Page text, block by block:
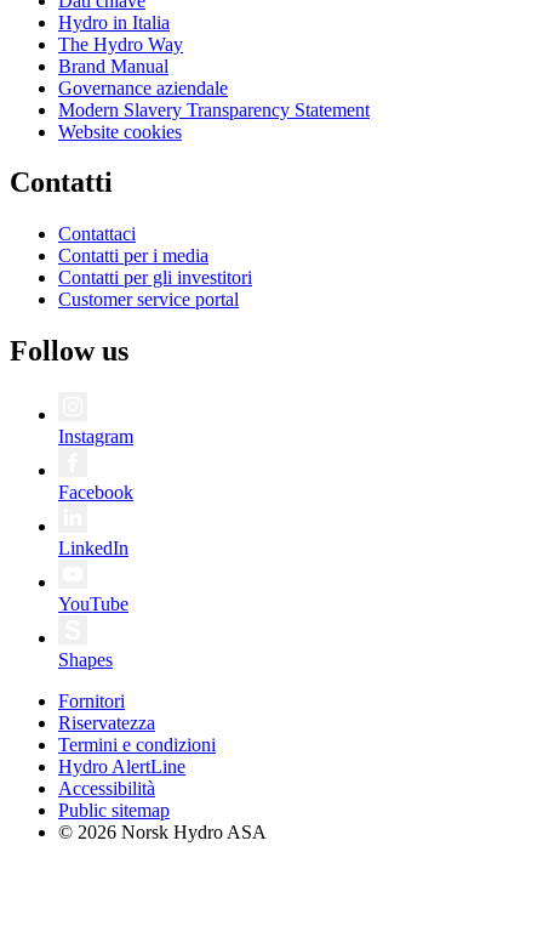
Hydro in Italia
The Hydro Way
Brand Manual
Governance aziendale
Modern Slavery Transparency Statement
Website cookies
Contatti
Contattaci
Contatti per i media
Contatti per gli investitori
Customer service portal
Follow us
Instagram
Facebook
LinkedIn
YouTube
Shapes
Fornitori
Riservatezza
Termini e condizioni
Hydro AlertLine
Accessibilità
Public sitemap
© 2026 Norsk Hydro ASA